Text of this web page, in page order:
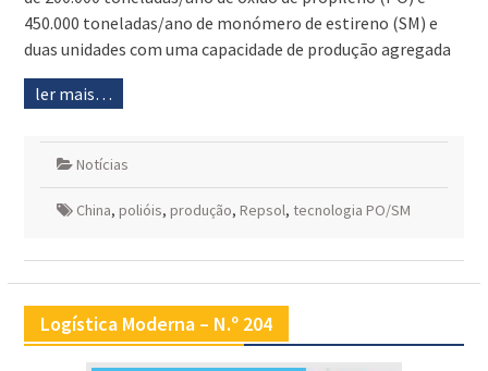
450.000 toneladas/ano de monómero de estireno (SM) e
duas unidades com uma capacidade de produção agregada
ler mais…
Notícias
China, polióis, produção, Repsol, tecnologia PO/SM
Logística Moderna – N.º 204